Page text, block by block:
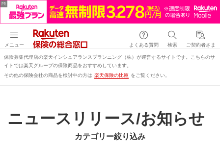
メニュー よくある質問 検索 ご契約者さま
保険募集代理店の楽天インシュアランスプランニング（株）が運営するサイトです。こちらのサ
イトでは楽天グループの保険商品をおすすめしています。
その他の保険会社の商品を検討中の方は 楽天保険の比較 をご覧ください。
ニュースリリース/お知らせ
カテゴリー絞り込み